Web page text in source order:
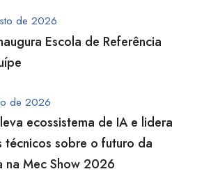
de 2026
Escola de Referência
de 2026
leva ecossistema de IA e lidera
técnicos sobre o futuro da
na Mec Show 2026